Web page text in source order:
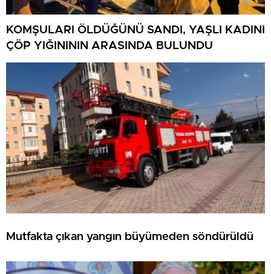
KOMŞULARI ÖLDÜĞÜNÜ SANDI, YAŞLI KADINI
ÇÖP YIĞINININ ARASINDA BULUNDU
Mutfakta çıkan yangın büyümeden söndürüldü